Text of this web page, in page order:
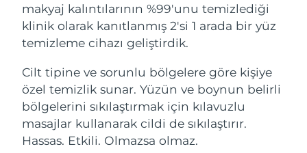
makyaj kalıntılarının %99'unu temizlediği
klinik olarak kanıtlanmış 2'si 1 arada bir yüz
temizleme cihazı geliştirdik.
Cilt tipine ve sorunlu bölgelere göre kişiye
özel temizlik sunar. Yüzün ve boynun belirli
bölgelerini sıkılaştırmak için kılavuzlu
masajlar kullanarak cildi de sıkılaştırır.
Hassas. Etkili. Olmazsa olmaz.
LUNA™ 4 Plus
Massage, LED heating
LUNA™ 4 Men
For men, anti-aging massage
BEAR™ 2 go
Microcurrent toning on-the-go
BEAR™ 2 eyes & lips
Microcurrent line smoothing device
Nemlendirme
UFO™ 3 seti
Deep facial hydration
UFO™ 3 LED
Near-infrared and red light therapy
device
Ağız bakımı
issa™ 4
Hybrid silicone sonic toothbrush
issa™ 4 plus
Smart hybrid silicone sonic toothbrush
FAQ™ YAŞLANMA KARŞITI BAKIM
Yaşlanma karşıtı LED bakım
NEW
Bosna-Hersek Tahmini teslim tarihi8/12/26
Brunei Tahmini teslim tarihi
Bulgaristan Tahmini teslim tarihi8/9/26
Kanada Tahmini teslim tarihi
Şili Tahmini teslim tarihi